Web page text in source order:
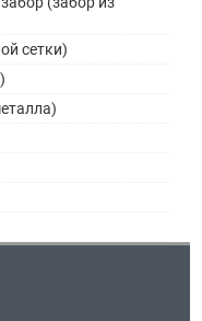
сетки)